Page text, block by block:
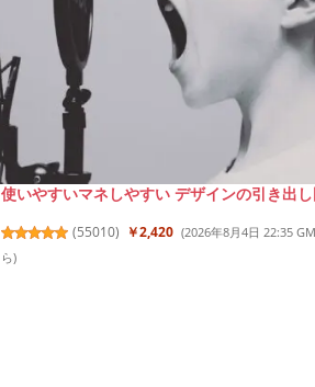
使いやすいマネしやすい デザインの引き出
(55010) ￥2,420 (2026年8月4日 22:35
ら)